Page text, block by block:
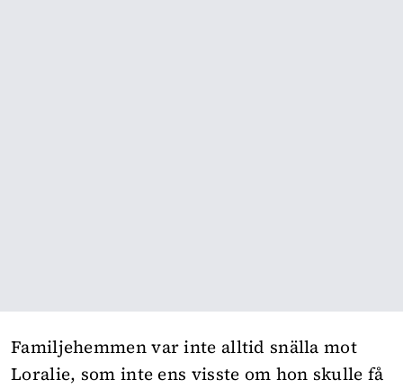
Familjehemmen var inte alltid snälla mot
Loralie, som inte ens visste om hon skulle få